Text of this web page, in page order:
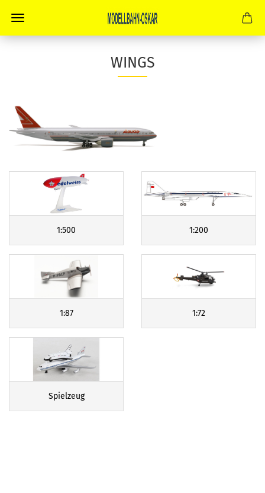
WINGS
1:500 1:200
1:87 1:72
Spielzeug